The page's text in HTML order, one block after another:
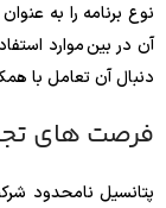
نوع برنامه را به
آن در بین موارد
دنبال آن تعامل با
فرصت های
پتانسیل نامحدود